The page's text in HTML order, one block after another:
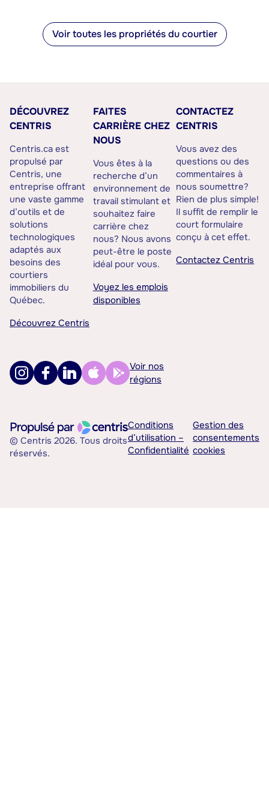
Voir toutes les propriétés du courtier
DÉCOUVREZ
CENTRIS
Centris.ca est
propulsé par
Centris, une
entreprise offrant
une vaste gamme
d’outils et de
solutions
technologiques
adaptés aux
besoins des
courtiers
immobiliers du
Québec.
Découvrez Centris
FAITES
CARRIÈRE CHEZ
NOUS
Vous êtes à la
recherche d’un
environnement de
travail stimulant et
souhaitez faire
carrière chez
nous? Nous avons
peut-être le poste
idéal pour vous.
Voyez les emplois
disponibles
CONTACTEZ
CENTRIS
Vous avez des
questions ou des
commentaires à
nous soumettre?
Rien de plus simple!
Il suffit de remplir le
court formulaire
conçu à cet effet.
Contactez Centris
Voir nos
régions
© Centris 2026. Tous droits
réservés.
Conditions
d’utilisation –
Confidentialité
Gestion des
consentements
cookies